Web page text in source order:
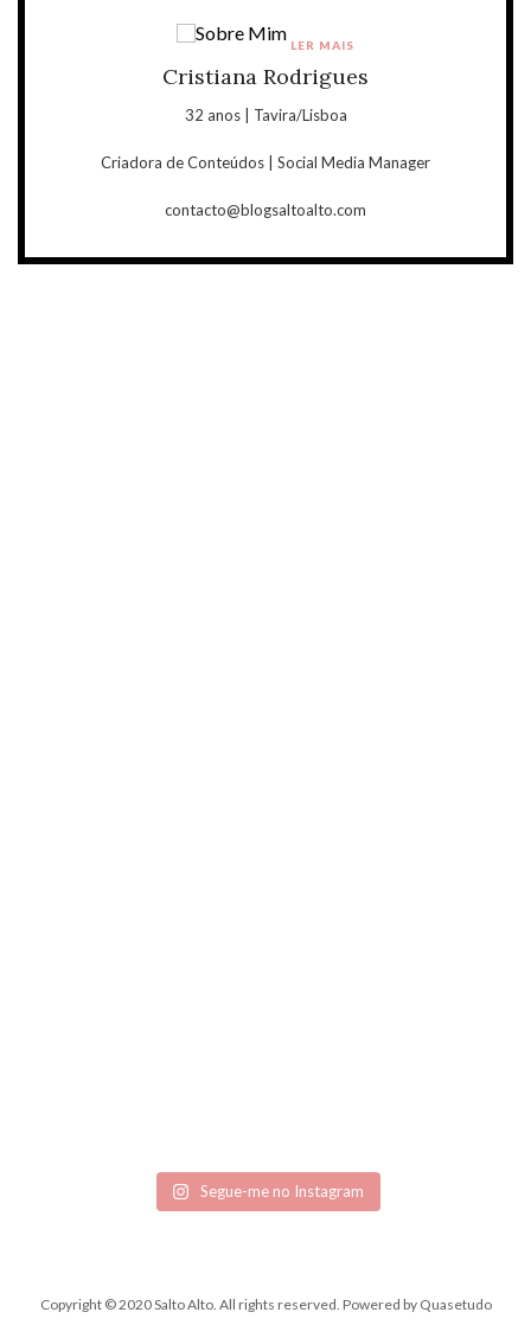
Cristiana Rodrigues
32 anos | Tavira/Lisboa
Criadora de Conteúdos | Social Media Manager
contacto@blogsaltoalto.com
LER MAIS
Segue-me no Instagram
Copyright © 2020 Salto Alto. All rights reserved. Powered by Quasetudo